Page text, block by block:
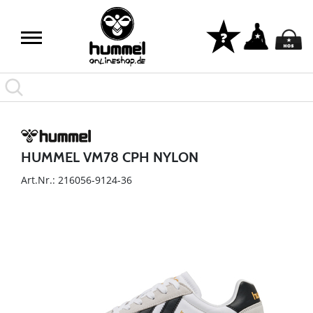
HUMMEL VM78 CPH NYLON
Art.Nr.: 216056-9124-36